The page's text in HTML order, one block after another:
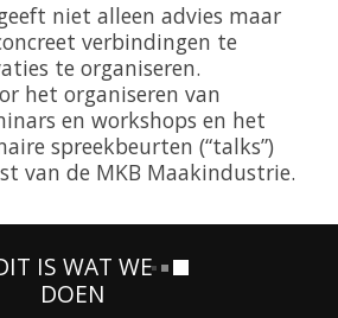
niet alleen advies maar
verbindingen te
te organiseren.
het organiseren van
en workshops en het
spreekbeurten (“talks”)
van de MKB Maakindustrie.
IS WAT WE
DOEN